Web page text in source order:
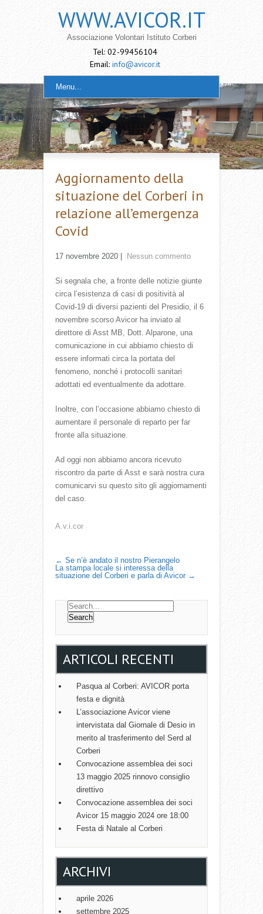
WWW.AVICOR.IT
Associazione Volontari Istituto Corberi
Tel: 02-99456104
Email: info@avicor.it
Menu...
Aggiornamento della
situazione del Corberi in
relazione all’emergenza
Covid
17 novembre 2020 Nessun commento
Si segnala che, a fronte delle notizie giunte
circa l’esistenza di casi di positività al
Covid-19 di diversi pazienti del Presidio, il 6
novembre scorso Avicor ha inviato al
direttore di Asst MB, Dott. Alparone, una
comunicazione in cui abbiamo chiesto di
essere informati circa la portata del
fenomeno, nonché i protocolli sanitari
adottati ed eventualmente da adottare.
Inoltre, con l’occasione abbiamo chiesto di
aumentare il personale di reparto per far
fronte alla situazione.
Ad oggi non abbiamo ancora ricevuto
riscontro da parte di Asst e sarà nostra cura
comunicarvi su questo sito gli aggiornamenti
del caso.
A.v.i.cor
P
O
S
N
A
V
I
G
I
← Se n’è andato il nostro Pierangelo
La stampa locale si interessa della
situazione del Corberi e parla di Avicor →
ARTICOLI RECENTI
Pasqua al Corberi: AVICOR porta
festa e dignità
L’associazione Avicor viene
intervistata dal Giornale di Desio in
merito al trasferimento del Serd al
Corberi
Convocazione assemblea dei soci
13 maggio 2025 rinnovo consiglio
direttivo
Convocazione assemblea dei soci
Avicor 15 maggio 2024 ore 18:00
Festa di Natale al Corberi
ARCHIVI
aprile 2026
settembre 2025